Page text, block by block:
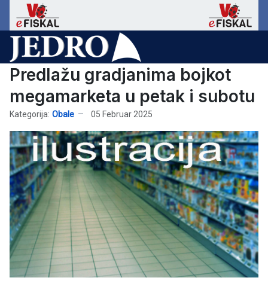
Predlažu gradjanima bojkot
megamarketa u petak i subotu
Kategorija: Obale 05 Februar 2025